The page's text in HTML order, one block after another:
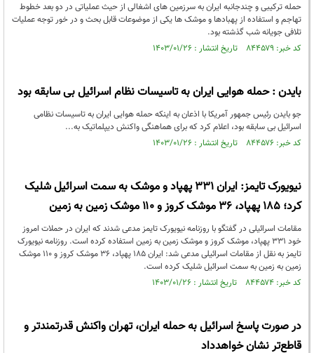
حمله ترکیبی و چندجانبه ایران به سرزمین های اشغالی از حیث عملیاتی در دو بعد خطوط
تهاجم و استفاده از پهبادها و موشک ها یکی از موضوعات قابل بحث و در خور توجه عملیات
تلافی جویانه شب گذشته بود.
کد خبر: ۸۴۴۵۷۹ تاریخ انتشار : ۱۴۰۳/۰۱/۲۶
بایدن : حمله هوایی ایران به تاسیسات نظام اسرائیل بی سابقه بود
جو بایدن رئیس جمهور آمریکا با اذعان به اینکه حمله هوایی ایران به تاسیسات نظامی
اسرائیل بی سابقه بود، اعلام کرد که برای هماهنگی واکنش دیپلماتیک به...
کد خبر: ۸۴۴۵۷۶ تاریخ انتشار : ۱۴۰۳/۰۱/۲۶
نیویورک تایمز: ایران ۳۳۱ پهپاد و موشک به سمت اسرائیل شلیک
کرد؛ ۱۸۵ پهپاد، ۳۶ موشک کروز و ۱۱۰ موشک زمین به زمین
مقامات اسرائیلی در گفتگو با روزنامه نیویورک تایمز مدعی شدند که ایران در حملات امروز
خود ۳۳۱ پهپاد، موشک کروز و موشک زمین به زمین استفاده کرده است. روزنامه نیویورک
تایمز به نقل از مقامات اسرائیلی مدعی شد: ایران ۱۸۵ پهپاد، ۳۶ موشک کروز و ۱۱۰ موشک
زمین به زمین به سمت اسرائیل شلیک کرده است.
کد خبر: ۸۴۴۵۷۴ تاریخ انتشار : ۱۴۰۳/۰۱/۲۶
در صورت پاسخ اسرائیل به حمله ایران، تهران واکنش قدرتمندتر و
قاطع‌تر نشان خواهدداد